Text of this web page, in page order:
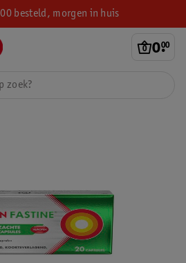
besteld, morgen in huis
0.
00